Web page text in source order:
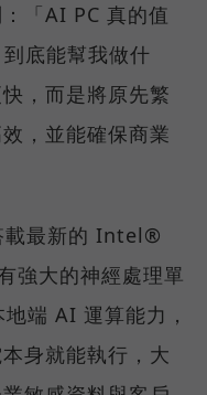
「AI PC 真的值
底能幫我做什
，而是將原先繁
，並能確保商業
最新的 Intel®
強大的神經處理單
端 AI 運算能力，
身就能執行，大